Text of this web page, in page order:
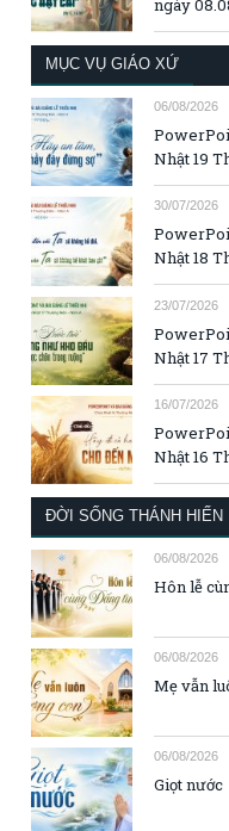
ngày
MỤC VỤ GIÁO XỨ
06/08/2026
Nhật 19
30/07/2026
Nhật 18
23/07/2026
Nhật 17
16/07/2026
Nhật 16
ĐỜI SỐNG THÁNH HIẾN
06/08/2026
Hôn lễ
06/08/2026
Mẹ vẫn
06/08/2026
Giọt nước